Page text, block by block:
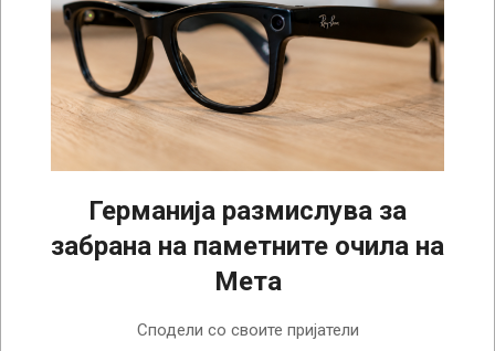
Германија размислува за
забрана на паметните очила на
Мета
Сподели со своите пријатели